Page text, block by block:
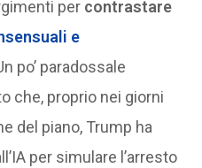
per contrastare
e
po’ paradossale
che, proprio nei giorni
del piano, Trump ha
per simulare l’arresto